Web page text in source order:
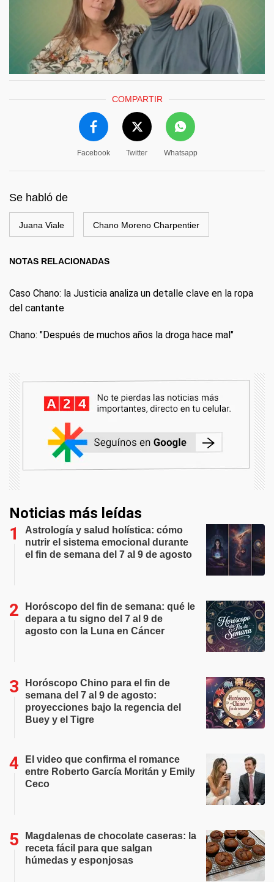
COMPARTIR
Facebook Twitter Whatsapp
Se habló de
Juana Viale Chano Moreno Charpentier
NOTAS RELACIONADAS
Caso Chano: la Justicia analiza un detalle clave en la ropa
del cantante
Chano: "Después de muchos años la droga hace mal"
Noticias más leídas
Astrología y salud holística: cómo
nutrir el sistema emocional durante
el fin de semana del 7 al 9 de agosto
Horóscopo del fin de semana: qué le
depara a tu signo del 7 al 9 de
agosto con la Luna en Cáncer
Horóscopo Chino para el fin de
semana del 7 al 9 de agosto:
proyecciones bajo la regencia del
Buey y el Tigre
El video que confirma el romance
entre Roberto García Moritán y Emily
Ceco
Magdalenas de chocolate caseras: la
receta fácil para que salgan
húmedas y esponjosas